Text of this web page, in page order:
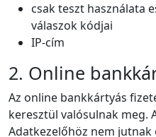
csak teszt használata
válaszok kódjai
IP-cím
2. Online
Az online bankkártyás
keresztül valósulnak meg.
Adatkezelőhöz nem